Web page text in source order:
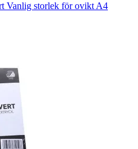
Vanlig storlek för ovikt A4